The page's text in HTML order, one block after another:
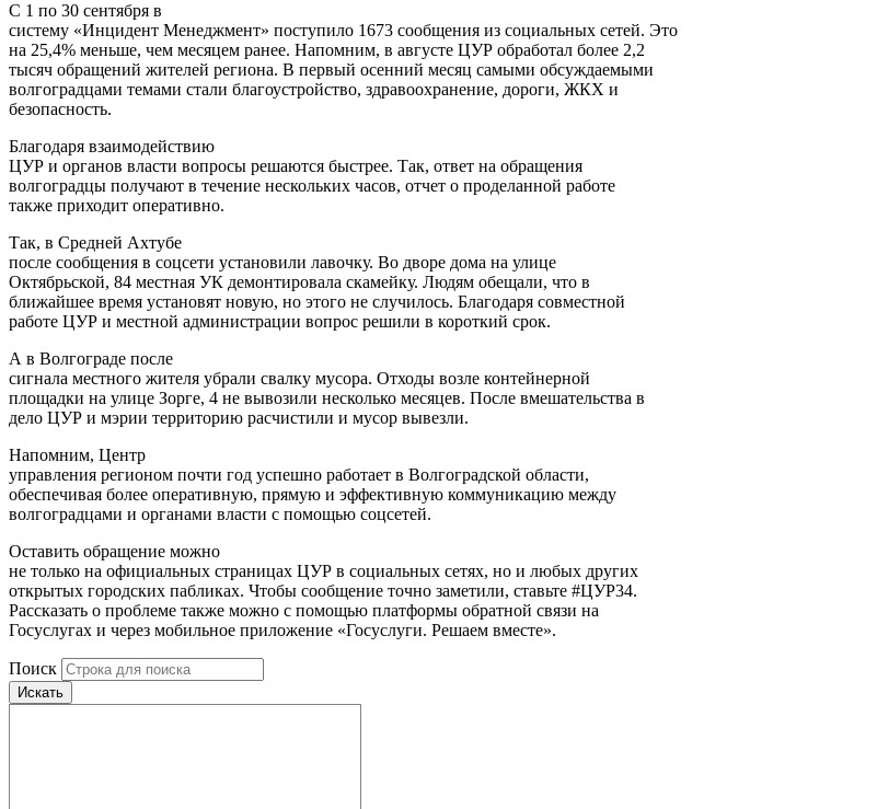
С 1 по 30 сентября в
систему «Инцидент Менеджмент» поступило 1673 сообщения из социальных сетей. Это
на 25,4% меньше, чем месяцем ранее. Напомним, в августе ЦУР обработал более 2,2
тысяч обращений жителей региона. В первый осенний месяц самыми обсуждаемыми
волгоградцами темами стали благоустройство, здравоохранение, дороги, ЖКХ и
безопасность.
Благодаря взаимодействию
ЦУР и органов власти вопросы решаются быстрее. Так, ответ на обращения
волгоградцы получают в течение нескольких часов, отчет о проделанной работе
также приходит оперативно.
Так, в Средней Ахтубе
после сообщения в соцсети установили лавочку. Во дворе дома на улице
Октябрьской, 84 местная УК демонтировала скамейку. Людям обещали, что в
ближайшее время установят новую, но этого не случилось. Благодаря совместной
работе ЦУР и местной администрации вопрос решили в короткий срок.
А в Волгограде после
сигнала местного жителя убрали свалку мусора. Отходы возле контейнерной
площадки на улице Зорге, 4 не вывозили несколько месяцев. После вмешательства в
дело ЦУР и мэрии территорию расчистили и мусор вывезли.
Напомним, Центр
управления регионом почти год успешно работает в Волгоградской области,
обеспечивая более оперативную, прямую и эффективную коммуникацию между
волгоградцами и органами власти с помощью соцсетей.
Оставить обращение можно
не только на официальных страницах ЦУР в социальных сетях, но и любых других
открытых городских пабликах. Чтобы сообщение точно заметили, ставьте #ЦУР34.
Рассказать о проблеме также можно с помощью платформы обратной связи на
Госуслугах и через мобильное приложение «Госуслуги. Решаем вместе».
Поиск
Искать